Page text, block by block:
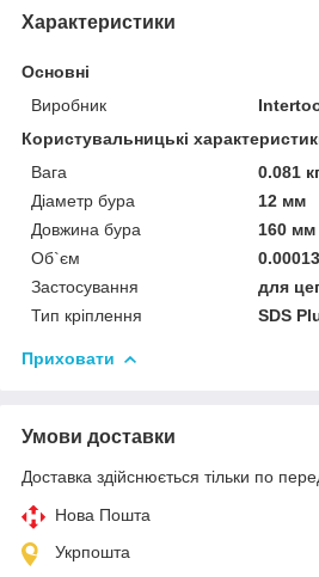
Характеристики
Основні
Виробник
Користувальницькі
Вага
0.081
Діаметр бура
12 мм
Довжина бура
160 мм
Об`єм
Застосування
для
Тип кріплення
SDS
Приховати
Умови доставки
Доставка здійснюється тільки по
Нова Пошта
Укрпошта